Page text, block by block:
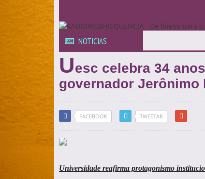
NOTICIAS
Uesc celebra 34
governador Jerônimo
FACEBOOK TWEETAR
Universidade reafirma protagonismo